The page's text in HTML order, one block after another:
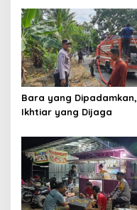
Bara yang Dipadamkan,
Ikhtiar yang Dijaga